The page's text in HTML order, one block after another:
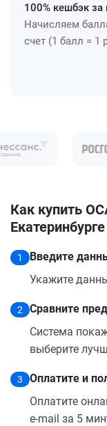
100% кешбэк за
Начисляем
счет (1 балл = 1
Как купить
Екатеринбурге
1
Введите
Укажите
2
Сравните
Система
выберите
3
Оплатите и
Оплатите
e-mail за 5